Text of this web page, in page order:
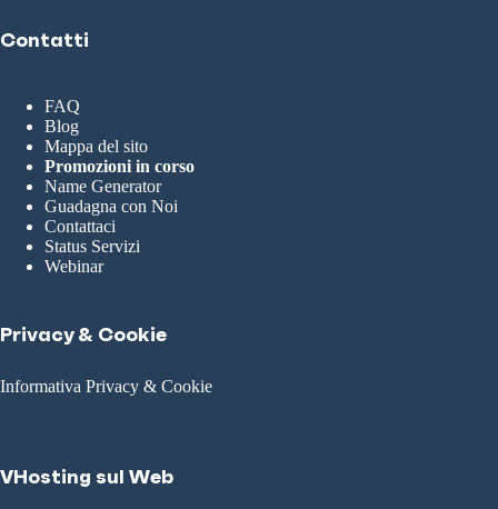
Contatti
FAQ
Blog
Mappa del sito
Promozioni in corso
Name Generator
Guadagna con Noi
Contattaci
Status Servizi
Webinar
Privacy & Cookie
Informativa Privacy & Cookie
VHosting sul Web